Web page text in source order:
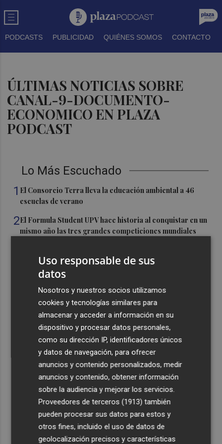
PODCASTS PUBLICIDAD QUIÉNES SOMOS CONTACTO
ÚLTIMAS NOTICIAS SOBRE
CANAL-9-DOCUMENTO-
ECONOMICO EN PLAZA
PODCAST
Lo Más Escuchado
1 El Consorcio Terra lleva la educación ambiental a 46
escuelas de verano
2El Formula Student UPV hace historia al conquistar en un
mismo año las tres grandes competiciones mundiales
acumular cerca de 50 millones en el banco
El BOE publica la oferta de plazas de Formación
Sanitaria Especializada para 2027, con 12.850 y un 4%
más que el año pasado
Pirotecnia Vulcano investiga el incidente del Castell de
l'Olla de Altea y lamenta que causara 27 heridos
Recibe toda la actualidad de
Plaza Podcast en tu correo
Quiero suscribirme
Uso responsable de sus
datos
Nosotros y nuestros socios utilizamos
cookies y tecnologías similares para
almacenar y acceder a información en su
dispositivo y procesar datos personales,
como su dirección IP, identificadores únicos
y datos de navegación, para ofrecer
anuncios y contenido personalizados, medir
anuncios y contenido, obtener información
sobre la audiencia y mejorar los servicios.
Proveedores de terceros (1913) también
pueden procesar sus datos para estos y
otros fines, incluido el uso de datos de
geolocalización precisos y características